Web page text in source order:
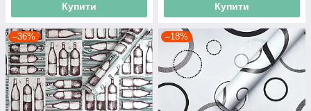
Купити Купити
–36% –18%